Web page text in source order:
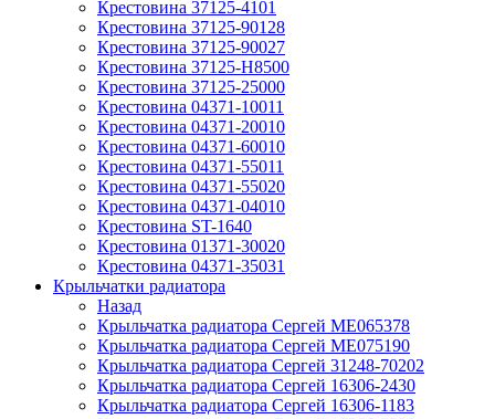
Крестовина 37125-4101
Крестовина 37125-90128
Крестовина 37125-90027
Крестовина 37125-H8500
Крестовина 37125-25000
Крестовина 04371-10011
Крестовина 04371-20010
Крестовина 04371-60010
Крестовина 04371-55011
Крестовина 04371-55020
Крестовина 04371-04010
Крестовина ST-1640
Крестовина 01371-30020
Крестовина 04371-35031
Крыльчатки радиатора
Назад
Крыльчатка радиатора Сергей ME065378
Крыльчатка радиатора Сергей ME075190
Крыльчатка радиатора Сергей 31248-70202
Крыльчатка радиатора Сергей 16306-2430
Крыльчатка радиатора Сергей 16306-1183